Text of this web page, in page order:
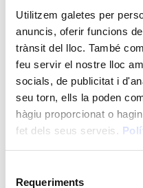
Utilitzem galetes per
anuncis, oferir funcions
trànsit del lloc. També
feu servir el nostre lloc
socials, de publicitat i
seu torn, ells la poden
hàgiu proporcionat o
fet dels seus serveis.
Requeriments
FORMATS
1,1 kg
PREPARACIÓ
Llest per al consum